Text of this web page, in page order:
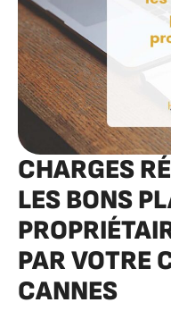
CHARGES
LES BONS
PAR VOTRE
CANNES